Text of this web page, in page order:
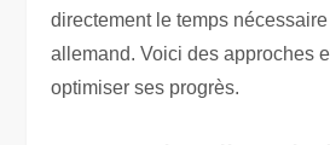
directement le temps
allemand. Voici des approches
optimiser ses progrès.